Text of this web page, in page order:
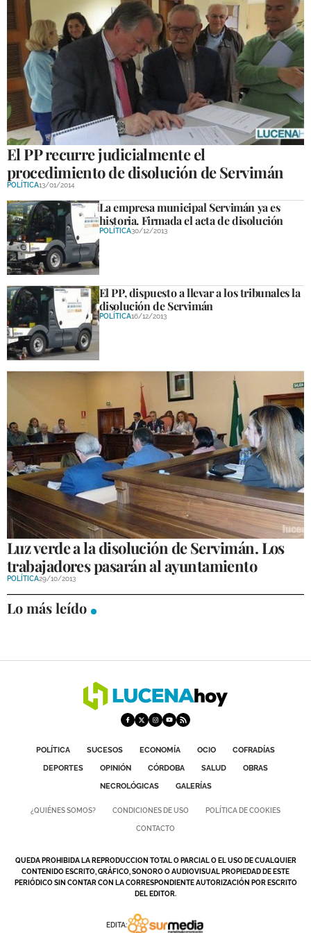
El PP recurre judicialmente el
procedimiento de disolución de Servimán
POLÍTICA13/01/2014
La empresa municipal Servimán ya es
historia. Firmada el acta de disolución
POLÍTICA30/12/2013
El PP, dispuesto a llevar a los tribunales la
disolución de Servimán
POLÍTICA16/12/2013
Luz verde a la disolución de Servimán. Los
trabajadores pasarán al ayuntamiento
POLÍTICA29/10/2013
Lo más leído
POLÍTICA SUCESOS ECONOMÍA OCIO
COFRADÍAS
DEPORTES
OPINIÓN CÓRDOBA SALUD
OBRAS
NECROLÓGICAS
GALERÍAS
¿QUIÉNES SOMOS? CONDICIONES DE USO POLÍTICA DE COOKIES
CONTACTO
QUEDA PROHIBIDA LA REPRODUCCION TOTAL O PARCIAL O EL USO DE CUALQUIER
CONTENIDO ESCRITO, GRÁFICO, SONORO O AUDIOVISUAL PROPIEDAD DE ESTE
PERIÓDICO SIN CONTAR CON LA CORRESPONDIENTE AUTORIZACIÓN POR ESCRITO
DEL EDITOR.
EDITA: